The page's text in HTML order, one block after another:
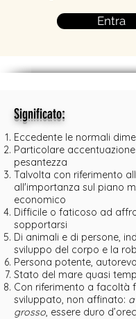
Entra
Significato:
Eccedente le normali
Particolare
pesantezza
Talvolta con riferimento
all'importanza sul piano
economico
Difficile o faticoso ad
sopportarsi
Di animali e di persone,
sviluppo del corpo e la
Persona potente,
Stato del mare quasi
Con riferimento a facoltà
sviluppato, non affinato:
grosso, essere duro